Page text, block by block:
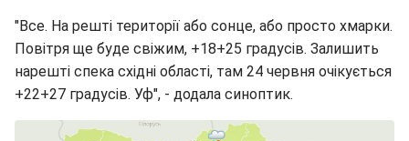
"Все. На решті території або сонце, або просто хмарки.
Повітря ще буде свіжим, +18+25 градусів. Залишить
нарешті спека східні області, там 24 червня очікується
+22+27 градусів. Уф", - додала синоптик.